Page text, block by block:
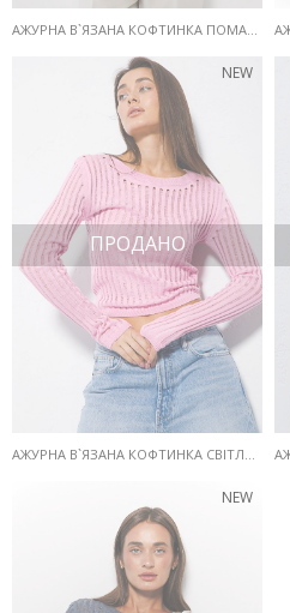
АЖУРНА В`ЯЗАНА КОФТИНКА ПОМАРАНЧЕВОГО КОЛЬОРУ
NEW
ПРОДАНО
NEW